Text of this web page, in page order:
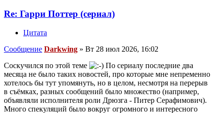
Re: Гарри Поттер (сериал)
Цитата
Сообщение Darkwing » Вт 28 июл 2026, 16:02
Соскучился по этой теме
По сериалу последние два
месяца не было таких новостей, про которые мне непременно
хотелось бы тут упомянуть, но в целом, несмотря на перерыв
в съёмках, разных сообщений было множество (например,
объявляли исполнителя роли Дрюзга - Питер Серафимович).
Много спекуляций было вокруг огромного и интересного